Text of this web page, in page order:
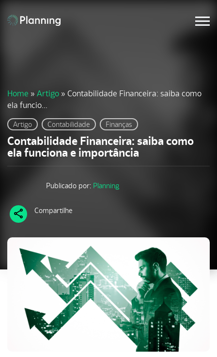
Home » Artigo » Contabilidade Financeira: saiba como
ela funcio...
Artigo Contabilidade Finanças
Contabilidade Financeira: saiba como
ela funciona e importância
Publicado por: Planning
Compartilhe